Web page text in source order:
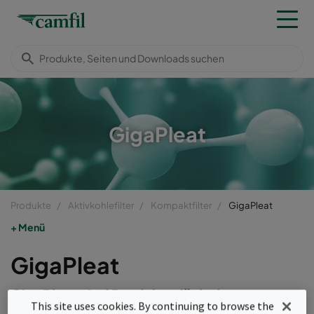
GigaPleat
Produkte Aktivkohlefilter Kompaktfilter GigaPleat
Menü
GigaPleat
GigaPleat sind Produkte für hohe
This site uses cookies. By continuing to browse the